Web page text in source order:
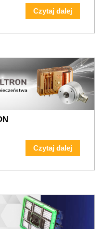
Czytaj dalej
Czytaj dalej